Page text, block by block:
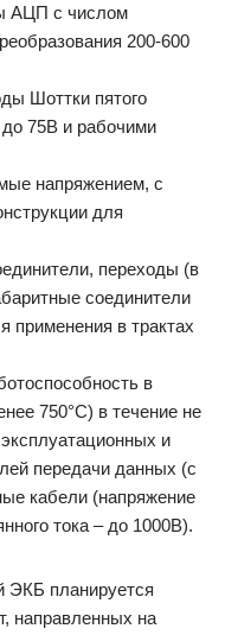
АЦП с числом
200-600
Шоттки пятого
75В и рабочими
напряжением, с
для
переходы (в
соединители
применения в трактах
в
750°С) в течение не
и
передачи данных (с
кабели (напряжение
тока – до 1000В).
ЭКБ планируется
направленных на